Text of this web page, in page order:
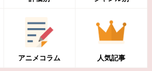
アニメコラム 人気記事